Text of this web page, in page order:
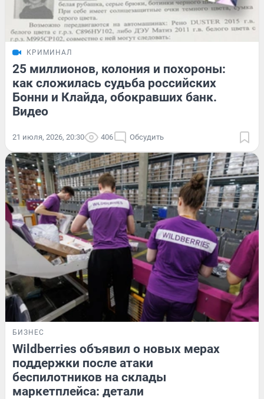
КРИМИНАЛ
25 миллионов, колония и похороны:
как сложилась судьба российских
Бонни и Клайда, обокравших банк.
Видео
21 июля, 2026, 20:30 406 Обсудить
БИЗНЕС
Wildberries объявил о новых мерах
поддержки после атаки
беспилотников на склады
маркетплейса: детали